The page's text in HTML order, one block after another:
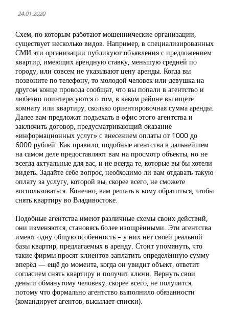
24.01.2020
Схем, по которым работают мошеннические организации,
существует несколько видов. Например, в специализированных
СМИ эти организации публикуют объявления с предложением
квартир, имеющих арендную ставку, меньшую средней по
городу, или совсем не указывают цену аренды. Когда вы
позвоните по телефону, то молодой человек или девушка на
другом конце провода сообщат, что вы попали в агентство и
любезно поинтересуются о том, в каком районе вы ищете
комнату или квартиру, сколько ориентировочная сумма аренды.
Далее вам предложат подъехать в офис этого агентства и
заключить договор, предусматривающий оказание
«информационных услуг» с внесением оплаты от 1000 до
6000 рублей. Как правило, подобные агентства в дальнейшем
на самом деле предоставляют вам на просмотр объекты, но не
всегда актуальные для вас, и не всегда те, которые вы бы хотели
видеть. Задайте себе вопрос, необходимо ли вам отдавать такую
оплату за услугу, которой вы, скорее всего, не сможете
воспользоваться. Конечно, вам решать к кому обратиться, чтобы
снять квартиру во Владивостоке.
Подобные агентства имеют различные схемы своих действий,
они изменяются, становясь более изощрёнными. Эти агентства
имеют одну общую особенность – у них нет своей реальной
базы квартир, предлагаемых в аренду. Стоит упомянуть, что
такие фирмы просят клиентов заплатить определённую сумму
вперёд — ещё до момента, когда он увидит объект, ответит
согласием снять квартиру и получит ключи. Вернуть свои
деньги обманутому человеку, скорее всего, не получится,
потому что формально агентство выполнило обязанности
(командирует агентов, высылает списки).